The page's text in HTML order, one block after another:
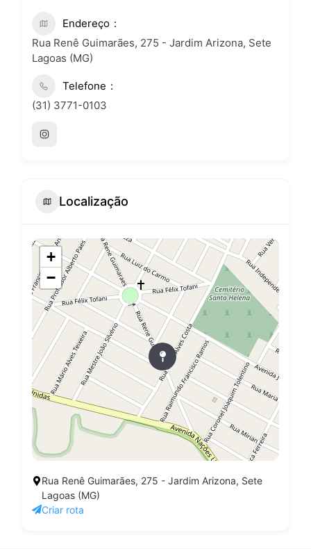
Endereço
Rua Renê Guimarães, 275 - Jardim Arizona, Sete
Lagoas (MG)
Telefone
(31) 3771-0103
Localização
+
−
Rua Renê Guimarães, 275 - Jardim Arizona, Sete
Lagoas (MG)
Criar rota